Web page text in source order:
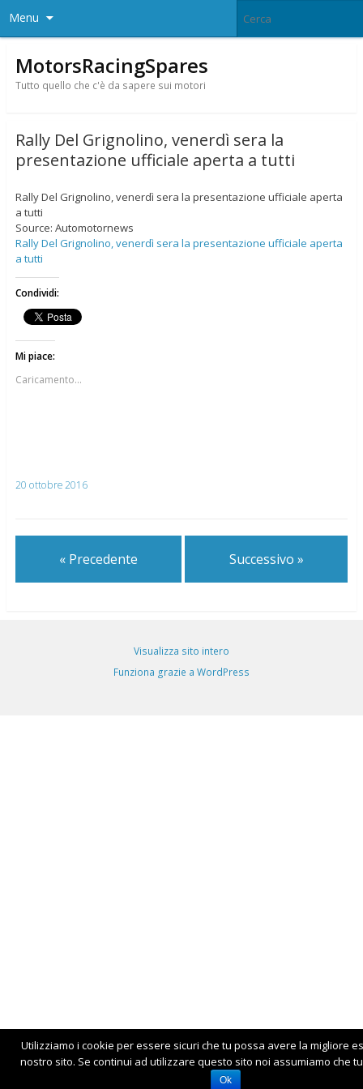
Menu
MotorsRacingSpares
Tutto quello che c'è da sapere sui motori
Rally Del Grignolino, venerdì sera la
presentazione ufficiale aperta a tutti
Rally Del Grignolino, venerdì sera la presentazione ufficiale aperta
a tutti
Source: Automotornews
Rally Del Grignolino, venerdì sera la presentazione ufficiale aperta
a tutti
Condividi:
Mi piace:
Caricamento...
20 ottobre 2016
« Precedente Successivo »
Visualizza sito intero
Funziona grazie a WordPress
Utilizziamo i cookie per essere sicuri che tu possa avere la migliore
nostro sito. Se continui ad utilizzare questo sito noi assumiamo che
Ok